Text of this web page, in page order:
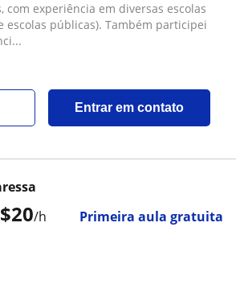
com experiência em diversas escolas
escolas públicas). Também participei
Entrar em contato
/h Primeira aula gratuita